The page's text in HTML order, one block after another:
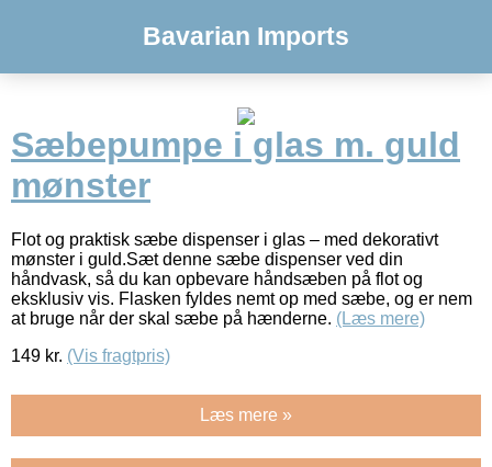
Bavarian Imports
Sæbepumpe i glas m. guld
mønster
Flot og praktisk sæbe dispenser i glas – med dekorativt
mønster i guld.Sæt denne sæbe dispenser ved din
håndvask, så du kan opbevare håndsæben på flot og
eksklusiv vis. Flasken fyldes nemt op med sæbe, og er nem
at bruge når der skal sæbe på hænderne. (Læs mere)
149 kr. (Vis fragtpris)
Læs mere »